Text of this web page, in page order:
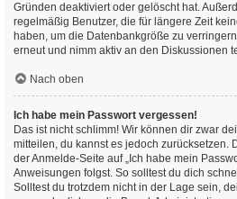
Gründen deaktiviert oder gelöscht hat.
regelmäßig Benutzer, die für längere Zeit
haben, um die Datenbankgröße zu
erneut und nimm aktiv an den Diskussionen
Nach oben
Ich habe mein Passwort vergessen!
Das ist nicht schlimm! Wir können dir zwar
mitteilen, du kannst es jedoch zurücksetzen.
der Anmelde-Seite auf „Ich habe mein
Anweisungen folgst. So solltest du dich
Solltest du trotzdem nicht in der Lage sein,